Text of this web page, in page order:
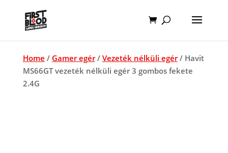
Home / Gamer egér/ Vezeték nélküli egér/ Havit
MS66GT vezeték nélküli egér 3 gombos fekete
2.4G